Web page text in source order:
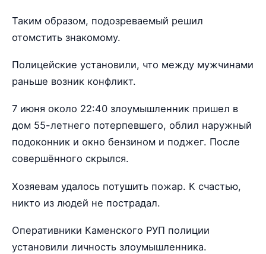
Таким образом, подозреваемый решил
отомстить знакомому.
Полицейские установили, что между мужчинами
раньше возник конфликт.
7 июня около 22:40 злоумышленник пришел в
дом 55-летнего потерпевшего, облил наружный
подоконник и окно бензином и поджег. После
совершённого скрылся.
Хозяевам удалось потушить пожар. К счастью,
никто из людей не пострадал.
Оперативники Каменского РУП полиции
установили личность злоумышленника.